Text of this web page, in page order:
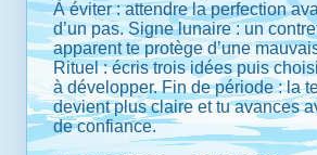
À éviter : attendre la perfection
d’un pas. Signe lunaire : un
apparent te protège d’une
Rituel : écris trois idées puis
à développer. Fin de période : la
devient plus claire et tu avances
de confiance.